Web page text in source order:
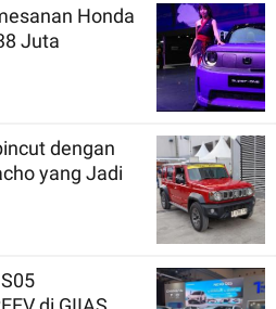
Honda
Juta
dengan
yang Jadi